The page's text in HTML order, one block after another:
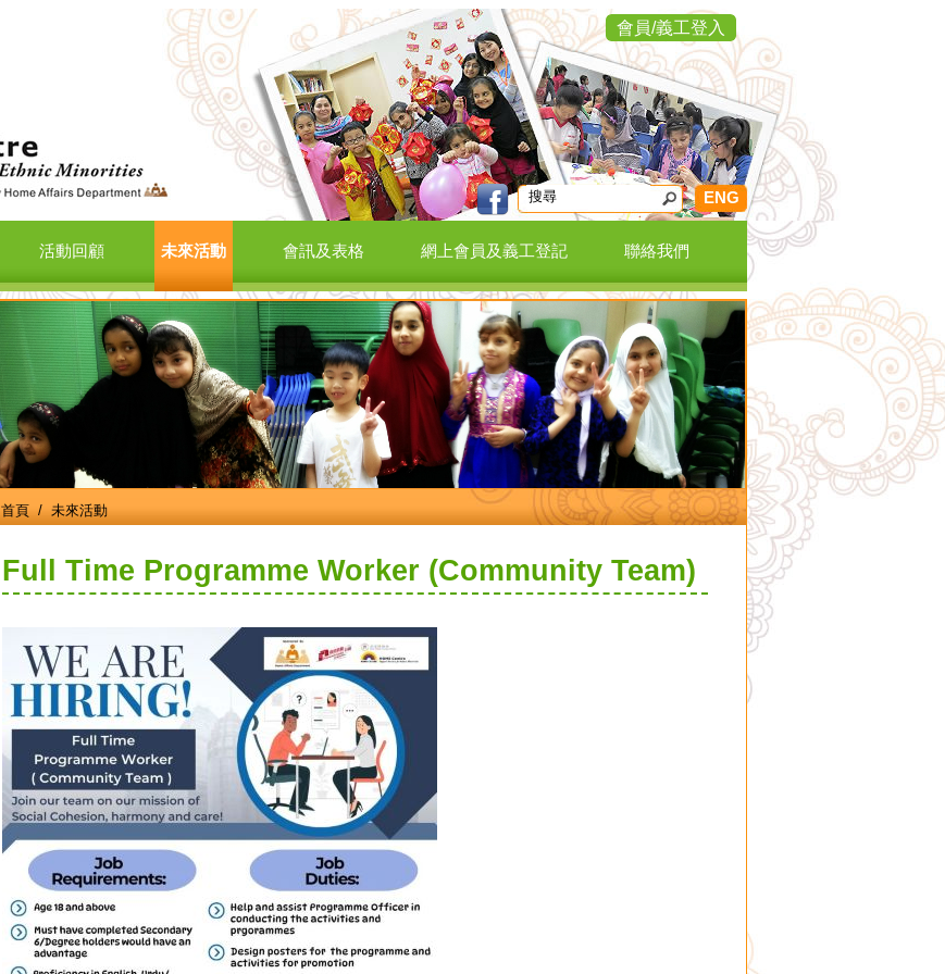
會員/義工登入
ENG
活動回顧 未來活動 會訊及表格 網上會員及義工登記 聯絡我們
首頁 / 未來活動
Full Time Programme Worker (Community Team)